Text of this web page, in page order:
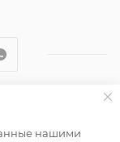
справочный
нашими